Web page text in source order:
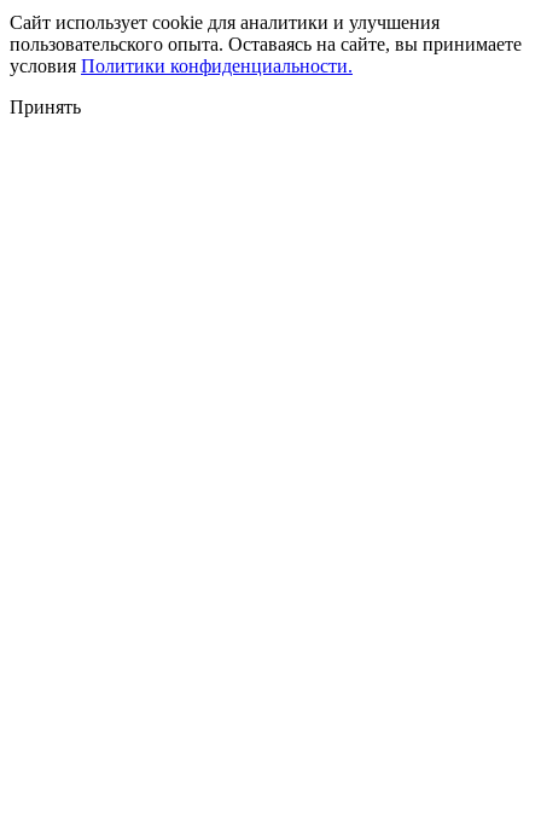
Сайт использует cookie для аналитики и улучшения
пользовательского опыта. Оставаясь на сайте, вы принимаете
условия Политики конфиденциальности.
Принять